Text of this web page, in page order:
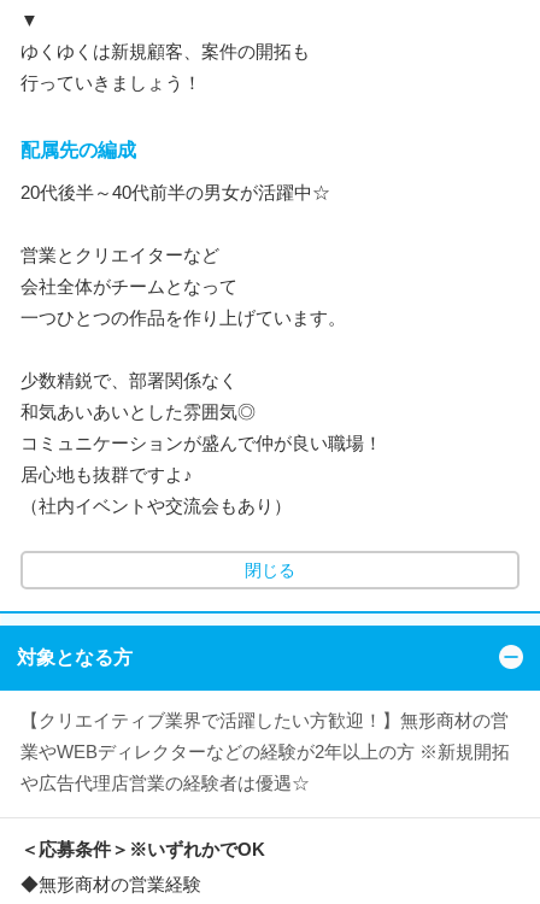
▼
ゆくゆくは新規顧客、案件の開拓も
行っていきましょう！
配属先の編成
20代後半～40代前半の男女が活躍中☆
営業とクリエイターなど
会社全体がチームとなって
一つひとつの作品を作り上げています。
少数精鋭で、部署関係なく
和気あいあいとした雰囲気◎
コミュニケーションが盛んで仲が良い職場！
居心地も抜群ですよ♪
（社内イベントや交流会もあり）
閉じる
対象となる方
【クリエイティブ業界で活躍したい方歓迎！】無形商材の営
業やWEBディレクターなどの経験が2年以上の方 ※新規開拓
や広告代理店営業の経験者は優遇☆
＜応募条件＞※いずれかでOK
◆無形商材の営業経験